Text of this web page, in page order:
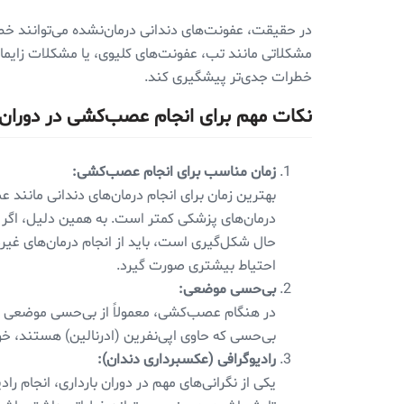
در حقیقت، عفونت‌های دندانی درمان‌نشده
مشکلاتی مانند تب، عفونت‌های کلیوی، یا مشکلات
خطرات جدی‌تر پیشگیری کند.
نکات مهم برای انجام عصب‌کشی در دوران
زمان مناسب برای انجام عصب‌کشی:
درمان‌های پزشکی کمتر است. به همین دلیل،
حال شکل‌گیری است، باید از انجام درمان‌های
احتیاط بیشتری صورت گیرد.
بی‌حسی موضعی:
در هنگام عصب‌کشی، معمولاً از بی‌حسی موضعی
بی‌حسی که حاوی اپی‌نفرین (ادرنالین) هستند،
رادیوگرافی (عکسبرداری دندان):
یکی از نگرانی‌های مهم در دوران بارداری،